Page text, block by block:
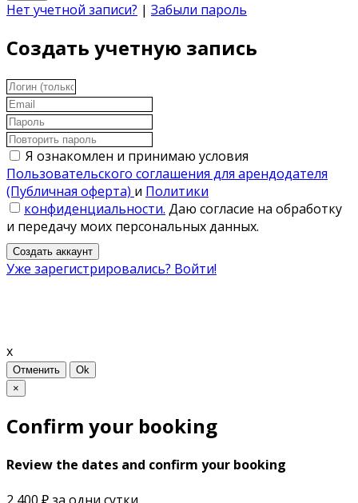
Нет учетной записи? | Забыли пароль
Создать учетную запись
Я ознакомлен и принимаю условия
Пользовательского соглашения для арендодателя
(Публичная оферта) и Политики
конфиденциальности. Даю согласие на обработку
и передачу моих персональных данных.
Создать аккаунт
Уже зарегистрировались? Войти!
x
Отменить
Ok
×
Confirm your booking
Review the dates and confirm your booking